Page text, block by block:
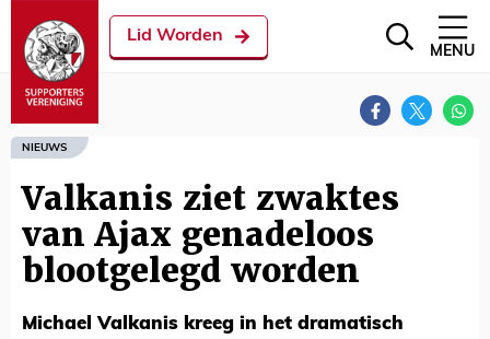
Lid Worden
MENU
NIEUWS
Valkanis ziet zwaktes
van Ajax genadeloos
blootgelegd worden
Michael Valkanis kreeg in het dramatisch